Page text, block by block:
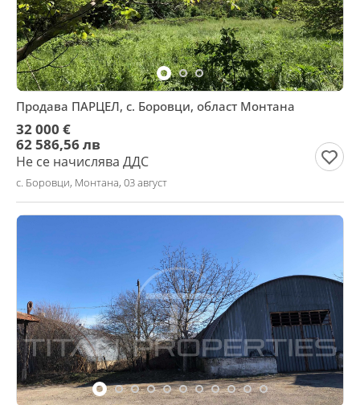
Продава ПАРЦЕЛ, с. Боровци, област Монтана
32 000 €
62 586,56 лв
Не се начислява ДДС
с. Боровци, Монтана, 03 август